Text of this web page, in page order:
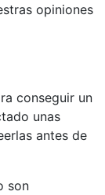
opiniones
conseguir un
unas
antes de
son